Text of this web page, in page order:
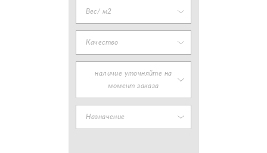
Вес/ м2
Качество
наличие уточняйте на
момент заказа
Назначение